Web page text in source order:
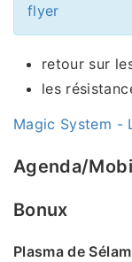
flyer
retour sur
les
Magic System -
Agenda/
Bonux
Plasma de